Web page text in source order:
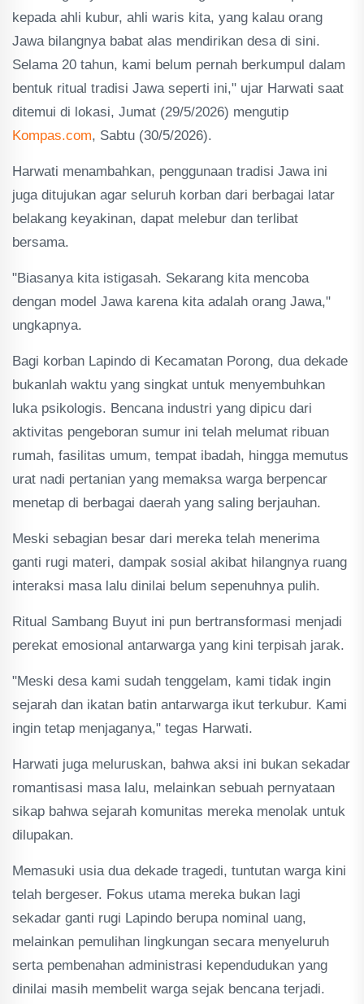
kepada ahli kubur, ahli waris kita, yang kalau orang
Jawa bilangnya babat alas mendirikan desa di sini.
Selama 20 tahun, kami belum pernah berkumpul dalam
bentuk ritual tradisi Jawa seperti ini," ujar Harwati saat
ditemui di lokasi, Jumat (29/5/2026) mengutip
Kompas.com, Sabtu (30/5/2026).
Harwati menambahkan, penggunaan tradisi Jawa ini
juga ditujukan agar seluruh korban dari berbagai latar
belakang keyakinan, dapat melebur dan terlibat
bersama.
"Biasanya kita istigasah. Sekarang kita mencoba
dengan model Jawa karena kita adalah orang Jawa,"
ungkapnya.
Bagi korban Lapindo di Kecamatan Porong, dua dekade
bukanlah waktu yang singkat untuk menyembuhkan
luka psikologis. Bencana industri yang dipicu dari
aktivitas pengeboran sumur ini telah melumat ribuan
rumah, fasilitas umum, tempat ibadah, hingga memutus
urat nadi pertanian yang memaksa warga berpencar
menetap di berbagai daerah yang saling berjauhan.
Meski sebagian besar dari mereka telah menerima
ganti rugi materi, dampak sosial akibat hilangnya ruang
interaksi masa lalu dinilai belum sepenuhnya pulih.
Ritual Sambang Buyut ini pun bertransformasi menjadi
perekat emosional antarwarga yang kini terpisah jarak.
"Meski desa kami sudah tenggelam, kami tidak ingin
sejarah dan ikatan batin antarwarga ikut terkubur. Kami
ingin tetap menjaganya," tegas Harwati.
Harwati juga meluruskan, bahwa aksi ini bukan sekadar
romantisasi masa lalu, melainkan sebuah pernyataan
sikap bahwa sejarah komunitas mereka menolak untuk
dilupakan.
Memasuki usia dua dekade tragedi, tuntutan warga kini
telah bergeser. Fokus utama mereka bukan lagi
sekadar ganti rugi Lapindo berupa nominal uang,
melainkan pemulihan lingkungan secara menyeluruh
serta pembenahan administrasi kependudukan yang
dinilai masih membelit warga sejak bencana terjadi.